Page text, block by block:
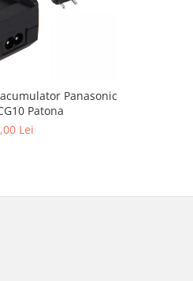
Panasonic
Patona
Lei